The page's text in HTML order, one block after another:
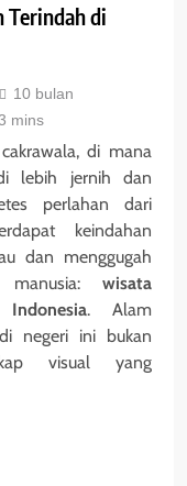
Terindah di
10 bulan
mins
di mana
lebih jernih dan
perlahan dari
keindahan
dan menggugah
manusia: wisata
Indonesia. Alam
negeri ini bukan
visual yang